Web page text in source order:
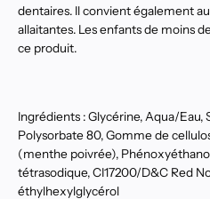
dentaires. Il convient également
allaitantes. Les enfants de moins
ce produit.
Ingrédients :Glycérine, Aqua/Eau,
Polysorbate 80, Gomme de
(menthe poivrée),
tétrasodique, CI17200/D&C Red
éthylhexylglycérol